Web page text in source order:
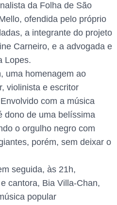
da Folha de São
ofendida pelo próprio
a integrante do projeto
Carneiro, e a advogada e
Lopes.
uma homenagem ao
violinista e escritor
com a música
dono de uma belíssima
o orgulho negro com
porém, sem deixar o
seguida, às 21h,
cantora, Bia Villa-Chan,
popular